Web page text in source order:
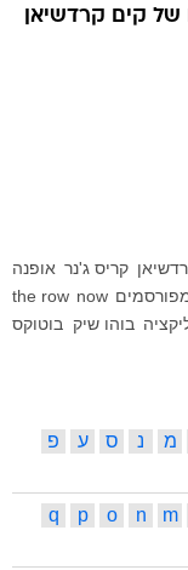
של קים קרדשיאן
קריס ג'נר אופנה
now
the row
בוהו שיק בוטוקס
מ נ ס ע
פ
m
n
o
p
q